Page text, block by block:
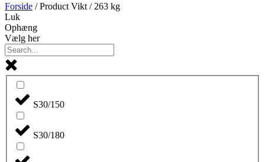
Forside / Product Vikt / 263 kg
Luk
Ophæng
Vælg her
S30/150
S30/180